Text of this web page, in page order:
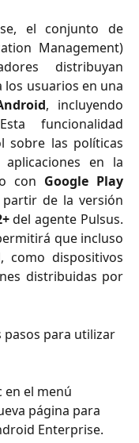
el conjunto de
Management)
distribuyan
los usuarios en una
, incluyendo
funcionalidad
sobre las políticas
en la
con Google Play
de la versión
del agente Pulsus.
que incluso
, como dispositivos
distribuidas por
pasos para utilizar
en el menú
página para
Enterprise.